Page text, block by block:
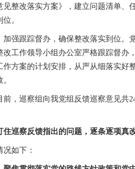
见整改落实方案》，建立问题清单、
。
跟踪督办，确保整改落实到位。
改工作领导小组办公室严格跟踪督办
作方案的计划安排，从严从细落实好
巡察组向我党组反馈巡察意见共
住巡察反馈指出的问题，逐条逐项真
如下：